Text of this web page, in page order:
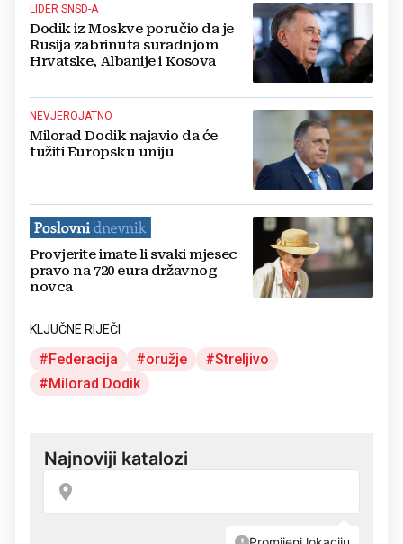
LIDER SNSD-A
Dodik iz Moskve poručio da je
Rusija zabrinuta suradnjom
Hrvatske, Albanije i Kosova
NEVJEROJATNO
Milorad Dodik najavio da će
tužiti Europsku uniju
Provjerite imate li svaki mjesec
pravo na 720 eura državnog
novca
KLJUČNE RIJEČI
Federacija oružje
Streljivo
Milorad Dodik